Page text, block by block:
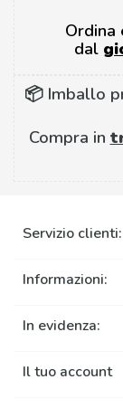
dal
📦 Imballo
Compra in
Servizio clienti:
Informazioni:
In evidenza:
Il tuo account